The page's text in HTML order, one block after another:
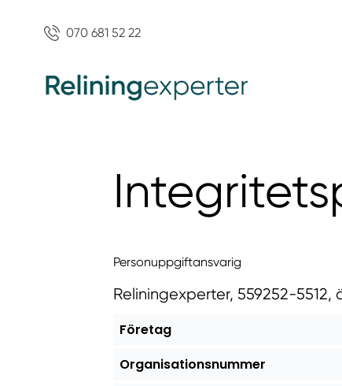
070 681 52 22
Personuppgiftansvarig
Reliningexperter, 559252-
Företag
Organisationsnummer